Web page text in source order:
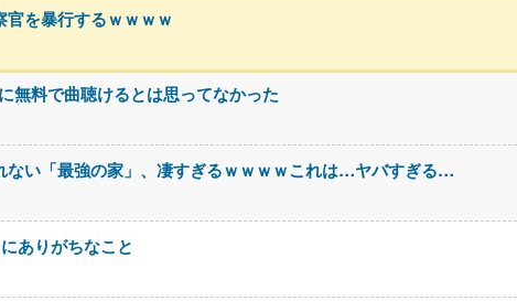
官を暴行するｗｗｗｗ
無料で曲聴けるとは思ってなかった
ない「最強の家」、凄すぎるｗｗｗｗこれは…ヤバすぎる…
ありがちなこと